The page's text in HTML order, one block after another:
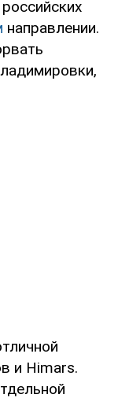
направлении.
и Himars.